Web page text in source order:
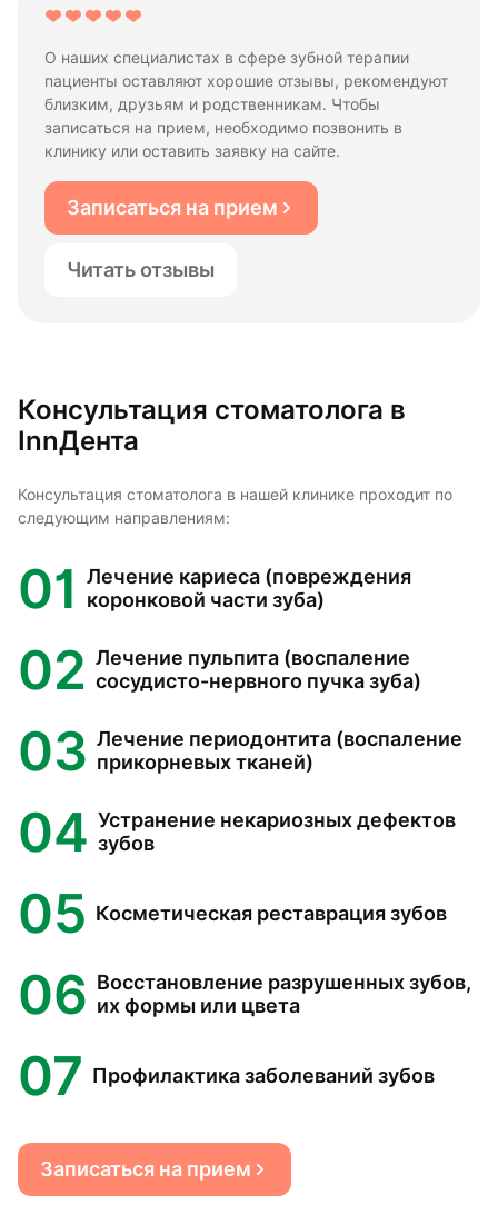
О наших специалистах в сфере зубной терапии
пациенты оставляют хорошие отзывы, рекомендуют
близким, друзьям и родственникам. Чтобы
записаться на прием, необходимо позвонить в
клинику или оставить заявку на сайте.
Записаться на прием
Читать отзывы
Консультация стоматолога в
InnДента
Консультация стоматолога в нашей клинике проходит по
следующим направлениям:
01
Лечение кариеса (повреждения
коронковой части зуба)
02 Лечение пульпита (воспаление
сосудисто-нервного пучка зуба)
03 Лечение периодонтита (воспаление
прикорневых тканей)
04 Устранение некариозных дефектов
зубов
05 Косметическая реставрация зубов
06 Восстановление разрушенных зубов,
их формы или цвета
07 Профилактика заболеваний зубов
Записаться на прием